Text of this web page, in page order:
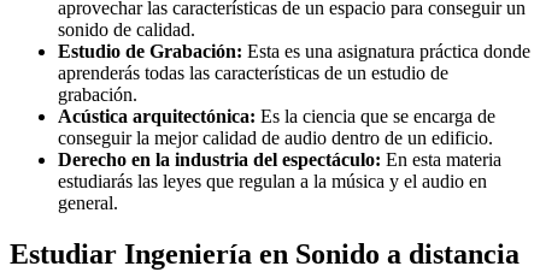
aprovechar las características de un espacio para conseguir un
sonido de calidad.
Estudio de Grabación: Esta es una asignatura práctica donde
aprenderás todas las características de un estudio de
grabación.
Acústica arquitectónica: Es la ciencia que se encarga de
conseguir la mejor calidad de audio dentro de un edificio.
Derecho en la industria del espectáculo: En esta materia
estudiarás las leyes que regulan a la música y el audio en
general.
Estudiar Ingeniería en Sonido a distancia